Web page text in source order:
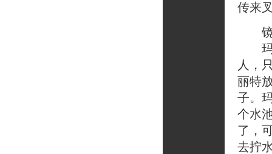
传来
镜
玛
人，
丽特
子。
个水
了，
去拧